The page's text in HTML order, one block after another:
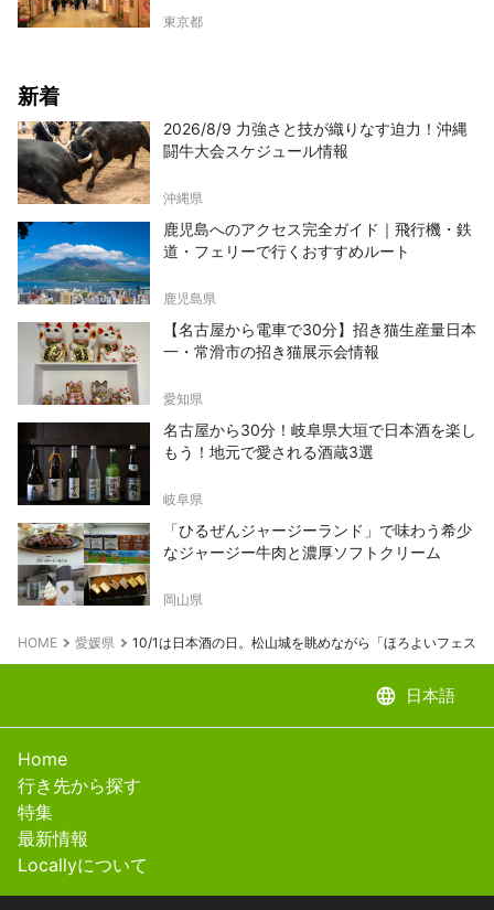
東京都
新着
2026/8/9 力強さと技が織りなす迫力！沖縄
闘牛大会スケジュール情報
沖縄県
鹿児島へのアクセス完全ガイド｜飛行機・鉄
道・フェリーで行くおすすめルート
鹿児島県
【名古屋から電車で30分】招き猫生産量日本
一・常滑市の招き猫展示会情報
愛知県
名古屋から30分！岐阜県大垣で日本酒を楽し
もう！地元で愛される酒蔵3選
岐阜県
「ひるぜんジャージーランド」で味わう希少
なジャージー牛肉と濃厚ソフトクリーム
岡山県
HOME 愛媛県 10/1は日本酒の日。松山城を眺めながら「ほろよいフェスタ
language 日本語
Home
行き先から探す
特集
最新情報
Locallyについて